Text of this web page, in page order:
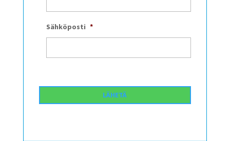
Sähköposti *